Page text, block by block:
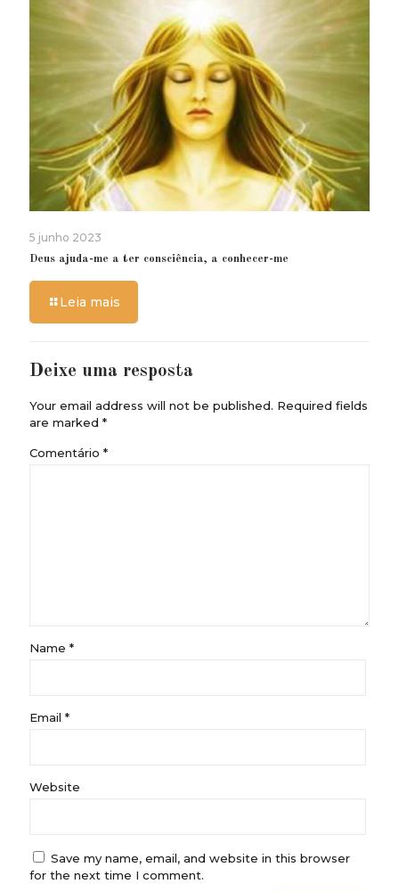
5 junho 2023
Deus ajuda-me a ter consciência, a conhecer-me
Leia mais
Deixe uma resposta
Your email address will not be published. Required fields
are marked *
Comentário *
Name *
Email *
Website
Save my name, email, and website in this browser
for the next time I comment.